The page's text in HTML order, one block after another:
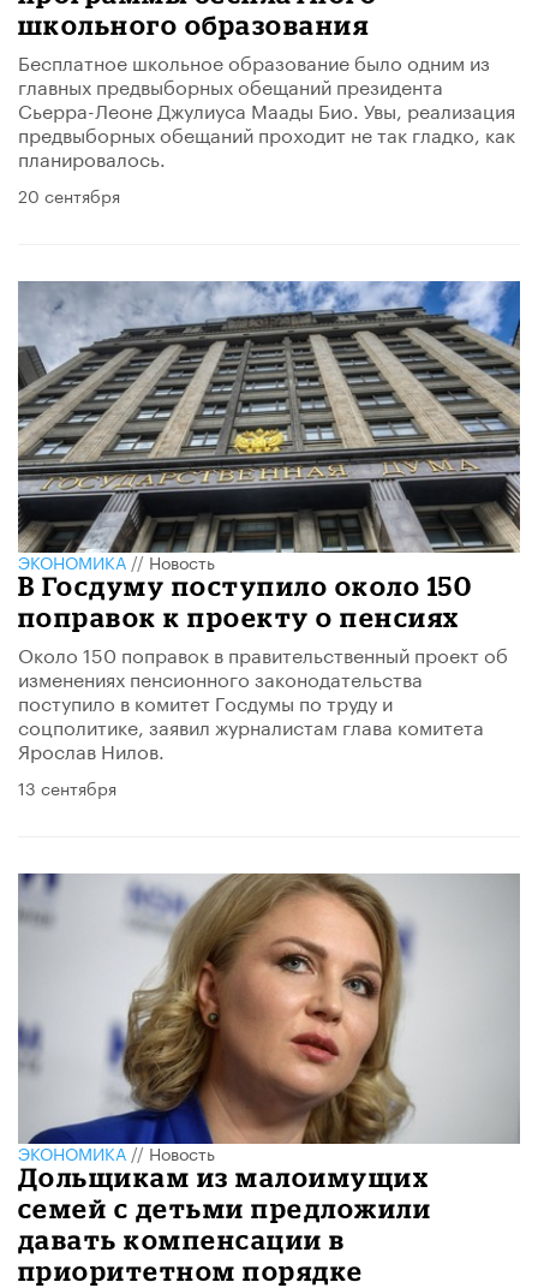
школьного образования
Бесплатное школьное образование было одним из
главных предвыборных обещаний президента
Сьерра-Леоне Джулиуса Маады Био. Увы, реализация
предвыборных обещаний проходит не так гладко, как
планировалось.
20 сентября
ЭКОНОМИКА//Новость
В Госдуму поступило около 150
поправок к проекту о пенсиях
Около 150 поправок в правительственный проект об
изменениях пенсионного законодательства
поступило в комитет Госдумы по труду и
соцполитике, заявил журналистам глава комитета
Ярослав Нилов.
13 сентября
ЭКОНОМИКА//Новость
Дольщикам из малоимущих
семей с детьми предложили
давать компенсации в
приоритетном порядке